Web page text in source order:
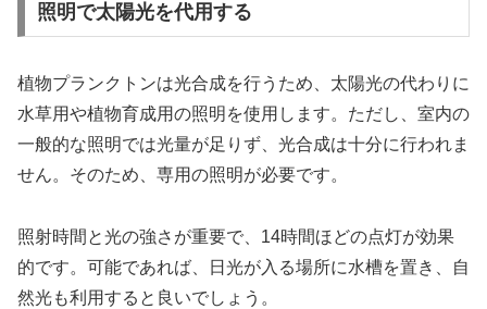
照明で太陽光を代用する
植物プランクトンは光合成を行うため、太陽光の代わりに
水草用や植物育成用の照明を使用します。ただし、室内の
一般的な照明では光量が足りず、光合成は十分に行われま
せん。そのため、専用の照明が必要です。
照射時間と光の強さが重要で、14時間ほどの点灯が効果
的です。可能であれば、日光が入る場所に水槽を置き、自
然光も利用すると良いでしょう。